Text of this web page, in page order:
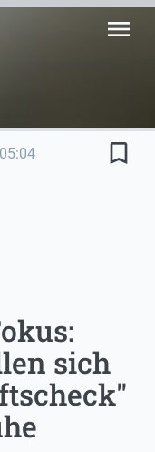
menu
05:04 bookmark_border
sich